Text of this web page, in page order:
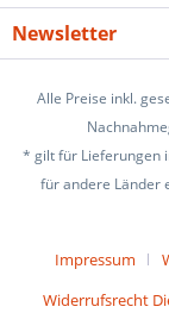
Newsletter
Alle Preise inkl.
* gilt für Lieferungen
für andere Länder
Impressum
Widerrufsrecht